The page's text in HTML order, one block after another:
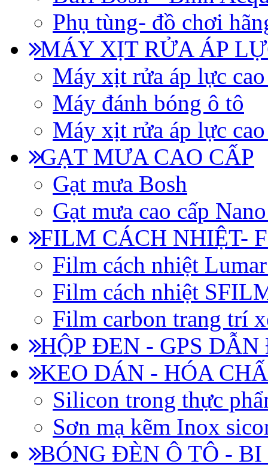
Phụ tùng- đồ chơi
MÁY XỊT RỬA ÁP
Máy xịt rửa áp lực
Máy đánh bóng ô tô
Máy xịt rửa áp lực
GẠT MƯA CAO CẤP
Gạt mưa Bosh
Gạt mưa cao cấp
FILM CÁCH NHIỆT-
Film cách nhiệt
Film cách nhiệt
Film carbon trang trí
HỘP ĐEN - GPS DẪN
KEO DÁN - HÓA
Silicon trong thực
Sơn mạ kẽm Inox
BÓNG ĐÈN Ô TÔ -